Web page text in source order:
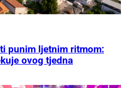
punim ljetnim ritmom:
ovog tjedna